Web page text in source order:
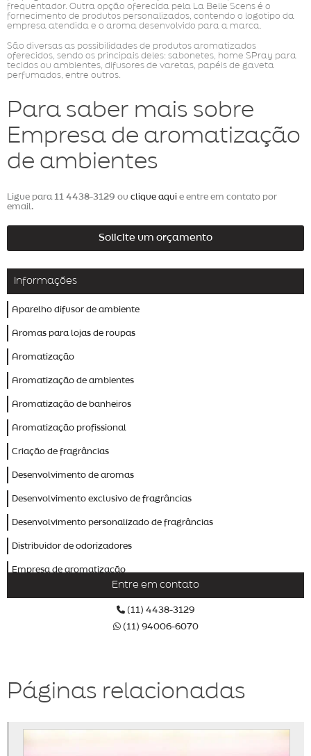
frequentador. Outra opção oferecida pela La Belle Scens é o
fornecimento de produtos personalizados, contendo o logotipo da
empresa atendida e o aroma desenvolvido para a marca.
São diversas as possibilidades de produtos aromatizados
oferecidos, sendo os principais deles: sabonetes, home SPray para
tecidos ou ambientes, difusores de varetas, papéis de gaveta
perfumados, entre outros.
Para saber mais sobre
Empresa de aromatização
de ambientes
Ligue para 11 4438-3129 ou clique aqui e entre em contato por
email.
Solicite um orçamento
Informações
Aparelho difusor de ambiente
Aromas para lojas de roupas
Aromatização
Aromatização de ambientes
Aromatização de banheiros
Aromatização profissional
Criação de fragrâncias
Desenvolvimento de aromas
Desenvolvimento exclusivo de fragrâncias
Desenvolvimento personalizado de fragrâncias
Distribuidor de odorizadores
Empresa de aromatização
Empresa de aromatização profissional
Fábrica de aromas
Entre em contato
(11) 4438-3129
(11) 94006-6070
Páginas relacionadas